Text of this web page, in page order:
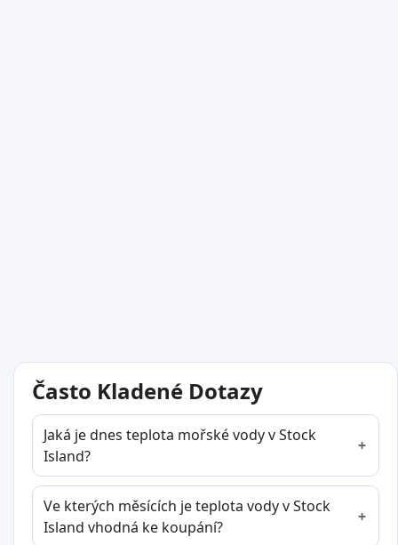
Často Kladené Dotazy
Jaká je dnes teplota mořské vody v Stock
Island?
Ve kterých měsících je teplota vody v Stock
Island vhodná ke koupání?